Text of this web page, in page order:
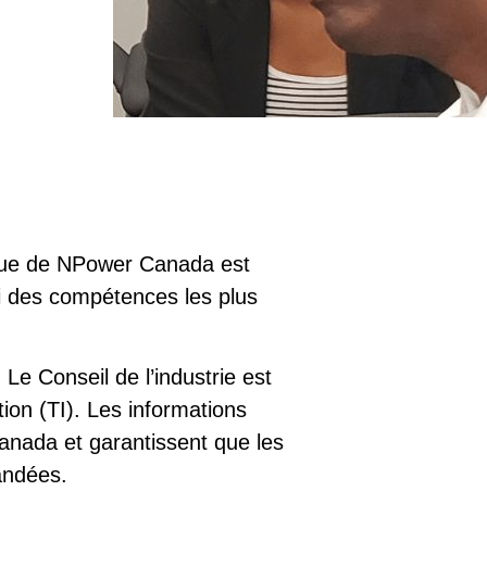
de NPower Canada est
des compétences les plus
Conseil de l’industrie est
(TI). Les informations
et garantissent que les